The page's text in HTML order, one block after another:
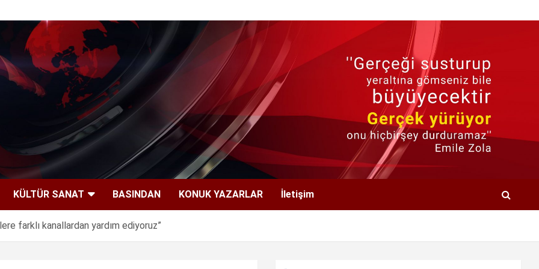
KÜLTÜR SANAT BASINDAN KONUK YAZARLAR İletişim
farklı kanallardan yardım ediyoruz”